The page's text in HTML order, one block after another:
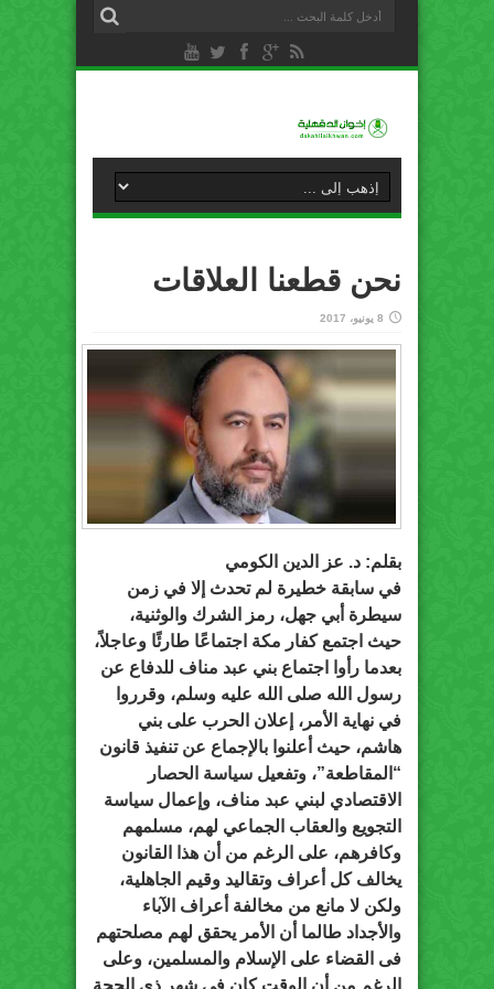
نحن قطعنا العلاقات
8 يونيو، 2017
بقلم: د. عز الدين الكومي
في سابقة خطيرة لم تحدث إلا في زمن
سيطرة أبي جهل، رمز الشرك والوثنية،
حيث اجتمع كفار مكة اجتماعًا طارئًا وعاجلاً،
بعدما رأوا اجتماع بني عبد مناف للدفاع عن
رسول الله صلى الله عليه وسلم، وقرروا
في نهاية الأمر، إعلان الحرب على بني
هاشم، حيث أعلنوا بالإجماع عن تنفيذ قانون
“المقاطعة”، وتفعيل سياسة الحصار
الاقتصادي لبني عبد مناف، وإعمال سياسة
التجويع والعقاب الجماعي لهم، مسلمهم
وكافرهم، على الرغم من أن هذا القانون
يخالف كل أعراف وتقاليد وقيم الجاهلية،
ولكن لا مانع من مخالفة أعراف الآباء
والأجداد طالما أن الأمر يحقق لهم مصلحتهم
فى القضاء على الإسلام والمسلمين، وعلى
الرغم من أن الوقت كان في شهر ذي الحجة